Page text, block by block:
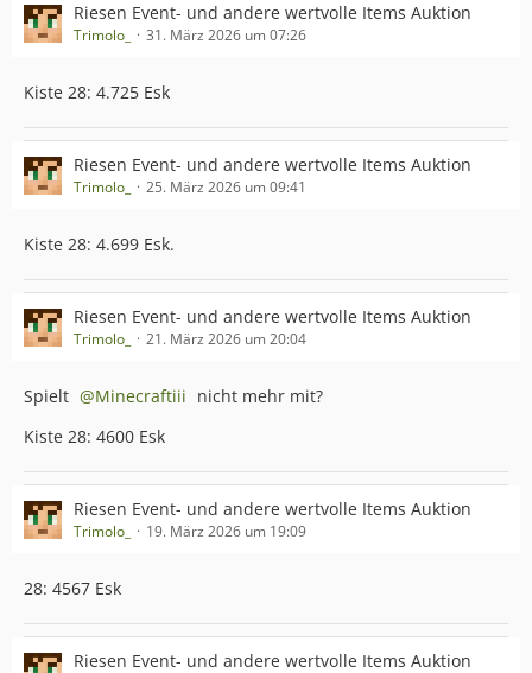
Riesen Event- und andere wertvolle Items Auktion
Trimolo_ 31. März 2026 um 07:26
Kiste 28: 4.725 Esk
Riesen Event- und andere wertvolle Items Auktion
Trimolo_ 25. März 2026 um 09:41
Kiste 28: 4.699 Esk.
Riesen Event- und andere wertvolle Items Auktion
Trimolo_ 21. März 2026 um 20:04
Spielt Minecraftiii nicht mehr mit?
Kiste 28: 4600 Esk
Riesen Event- und andere wertvolle Items Auktion
Trimolo_ 19. März 2026 um 19:09
28: 4567 Esk
Riesen Event- und andere wertvolle Items Auktion